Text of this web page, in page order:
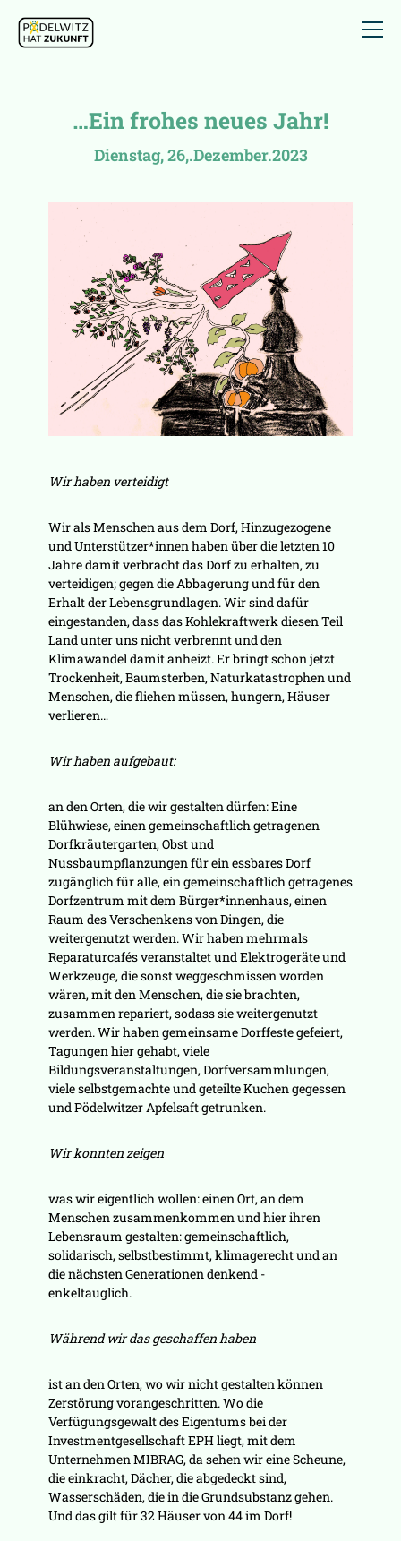
…Ein frohes neues Jahr!
Dienstag, 26,.Dezember.2023
Wir haben verteidigt
Wir als Menschen aus dem Dorf, Hinzugezogene
und Unterstützer*innen haben über die letzten 10
Jahre damit verbracht das Dorf zu erhalten, zu
verteidigen; gegen die Abbagerung und für den
Erhalt der Lebensgrundlagen. Wir sind dafür
eingestanden, dass das Kohlekraftwerk diesen Teil
Land unter uns nicht verbrennt und den
Klimawandel damit anheizt. Er bringt schon jetzt
Trockenheit, Baumsterben, Naturkatastrophen und
Menschen, die fliehen müssen, hungern, Häuser
verlieren…
Wir haben aufgebaut:
an den Orten, die wir gestalten dürfen: Eine
Blühwiese, einen gemeinschaftlich getragenen
Dorfkräutergarten, Obst und
Nussbaumpflanzungen für ein essbares Dorf
zugänglich für alle, ein gemeinschaftlich getragenes
Dorfzentrum mit dem Bürger*innenhaus, einen
Raum des Verschenkens von Dingen, die
weitergenutzt werden. Wir haben mehrmals
Reparaturcafés veranstaltet und Elektrogeräte und
Werkzeuge, die sonst weggeschmissen worden
wären, mit den Menschen, die sie brachten,
zusammen repariert, sodass sie weitergenutzt
werden. Wir haben gemeinsame Dorffeste gefeiert,
Tagungen hier gehabt, viele
Bildungsveranstaltungen, Dorfversammlungen,
viele selbstgemachte und geteilte Kuchen gegessen
und Pödelwitzer Apfelsaft getrunken.
Wir konnten zeigen
was wir eigentlich wollen: einen Ort, an dem
Menschen zusammenkommen und hier ihren
Lebensraum gestalten: gemeinschaftlich,
solidarisch, selbstbestimmt, klimagerecht und an
die nächsten Generationen denkend -
enkeltauglich.
Während wir das geschaffen haben
ist an den Orten, wo wir nicht gestalten können
Zerstörung vorangeschritten. Wo die
Verfügungsgewalt des Eigentums bei der
Investmentgesellschaft EPH liegt, mit dem
Unternehmen MIBRAG, da sehen wir eine Scheune,
die einkracht, Dächer, die abgedeckt sind,
Wasserschäden, die in die Grundsubstanz gehen.
Und das gilt für 32 Häuser von 44 im Dorf!